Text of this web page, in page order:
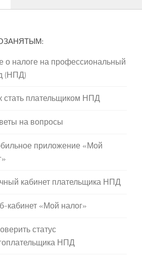
о налоге на профессиональный
(НПД)
стать плательщиком НПД
на вопросы
приложение «Мой
кабинет плательщика НПД
кабинет «Мой налог»
статус
НПД